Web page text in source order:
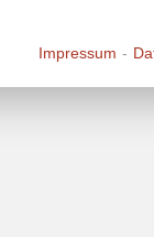
Impressum